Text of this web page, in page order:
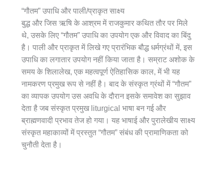
“गौतम” उपाधि और पाली/प्राकृत साक्ष्य
बुद्ध और जिस ऋषि के आश्रम में राजकुमार कथित तौर पर मिले
थे, उसके लिए “गौतम” उपाधि का उपयोग एक और विवाद का बिंदु
है। पाली और प्राकृत में लिखे गए प्रारंभिक बौद्ध धर्मग्रंथों में, इस
उपाधि का लगातार उपयोग नहीं किया जाता है। सम्राट अशोक के
समय के शिलालेख, एक महत्वपूर्ण ऐतिहासिक काल, में भी यह
नामकरण प्रमुख रूप से नहीं है। बाद के संस्कृत ग्रंथों में “गौतम”
का व्यापक उपयोग उस अवधि के दौरान इसके समावेश का सुझाव
देता है जब संस्कृत प्रमुख liturgical भाषा बन गई और
ब्राह्मणवादी प्रभाव तेज हो गया। यह भाषाई और पुरालेखीय साक्ष्य
संस्कृत महाकाव्यों में प्रस्तुत “गौतम” संबंध की प्रामाणिकता को
चुनौती देता है।